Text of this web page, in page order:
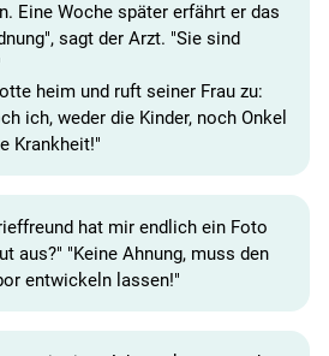
Eine Woche später erfährt er das
sagt der Arzt. "Sie sind
heim und ruft seiner Frau zu:
ich, weder die Kinder, noch Onkel
Krankheit!"
hat mir endlich ein Foto
aus?" "Keine Ahnung, muss den
entwickeln lassen!"